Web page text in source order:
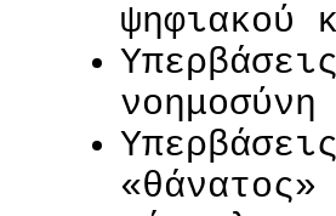
ψηφιακού
νοημοσύνη